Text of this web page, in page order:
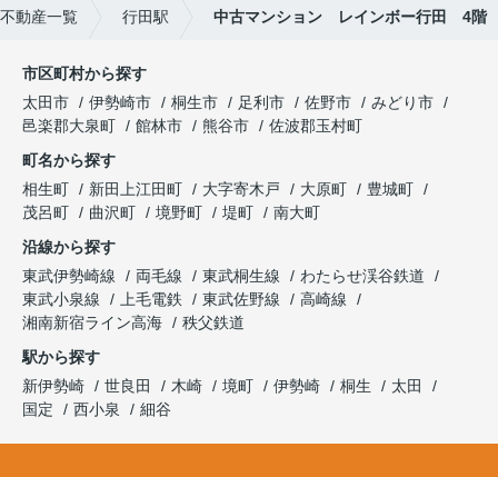
動産一覧 行田駅 中古マンション レインボー行田 4階
市区町村から探す
太田市
伊勢崎市 桐生市 足利市 佐野市
みどり市
邑楽郡大泉町
館林市 熊谷市
佐波郡玉村町
町名から探す
相生町
新田上江田町 大字寄木戸 大原町
豊城町
茂呂町
曲沢町 境野町 堤町
南大町
沿線から探す
東武伊勢崎線
両毛線 東武桐生線
わたらせ渓谷鉄道
東武小泉線
上毛電鉄 東武佐野線
高崎線
湘南新宿ライン高海
秩父鉄道
駅から探す
新伊勢崎
世良田 木崎 境町 伊勢崎 桐生
太田
国定
西小泉 細谷